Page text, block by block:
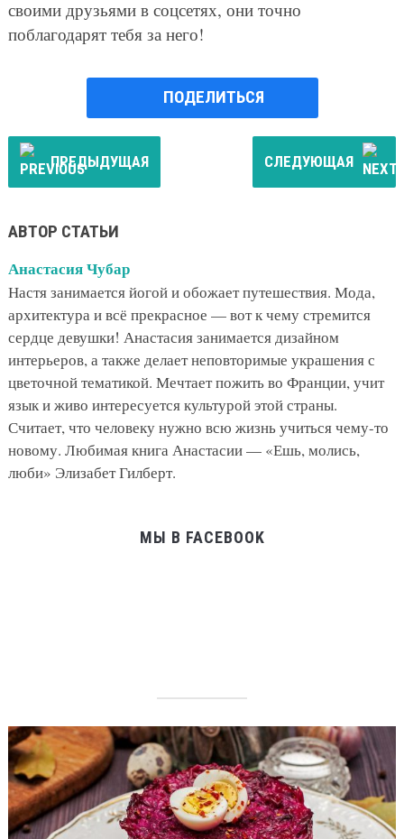
своими друзьями в соцсетях, они точно
поблагодарят тебя за него!
ПОДЕЛИТЬСЯ
ПРЕДЫДУЩАЯ СЛЕДУЮЩАЯ
АВТОР СТАТЬИ
Анастасия Чубар
Настя занимается йогой и обожает путешествия. Мода,
архитектура и всё прекрасное — вот к чему стремится
сердце девушки! Анастасия занимается дизайном
интерьеров, а также делает неповторимые украшения с
цветочной тематикой. Мечтает пожить во Франции, учит
язык и живо интересуется культурой этой страны.
Считает, что человеку нужно всю жизнь учиться чему-то
новому. Любимая книга Анастасии — «Ешь, молись,
люби» Элизабет Гилберт.
МЫ В FACEBOOK